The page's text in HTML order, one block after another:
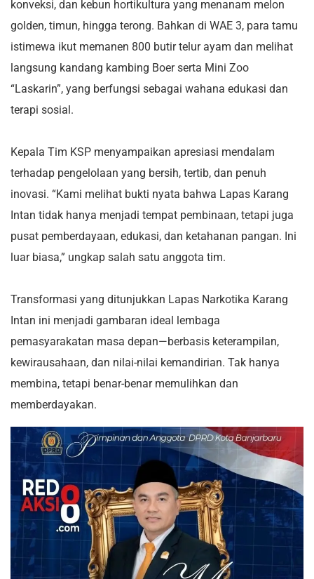
konveksi, dan kebun hortikultura yang menanam melon
golden, timun, hingga terong. Bahkan di WAE 3, para tamu
istimewa ikut memanen 800 butir telur ayam dan melihat
langsung kandang kambing Boer serta Mini Zoo
“Laskarin”, yang berfungsi sebagai wahana edukasi dan
terapi sosial.
Kepala Tim KSP menyampaikan apresiasi mendalam
terhadap pengelolaan yang bersih, tertib, dan penuh
inovasi. “Kami melihat bukti nyata bahwa Lapas Karang
Intan tidak hanya menjadi tempat pembinaan, tetapi juga
pusat pemberdayaan, edukasi, dan ketahanan pangan. Ini
luar biasa,” ungkap salah satu anggota tim.
Transformasi yang ditunjukkan Lapas Narkotika Karang
Intan ini menjadi gambaran ideal lembaga
pemasyarakatan masa depan—berbasis keterampilan,
kewirausahaan, dan nilai-nilai kemandirian. Tak hanya
membina, tetapi benar-benar memulihkan dan
memberdayakan.